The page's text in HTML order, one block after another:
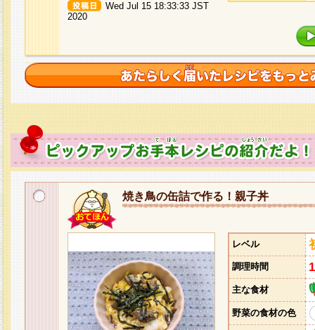
Wed Jul 15 18:33:33 JST
2020
焼き鳥の缶詰で作る！親子丼
レベル
調理時間
主な食材
野菜の食材の色